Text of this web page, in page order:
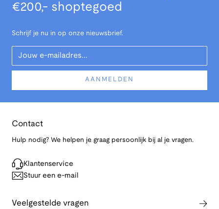
€200,- shoptegoed
Schrijf je nu in op onze nieuwsbrief.
Your Email
AANMELDEN
Contact
Hulp nodig? We helpen je graag persoonlijk bij al je vragen.
Klantenservice
Stuur een e-mail
Veelgestelde vragen